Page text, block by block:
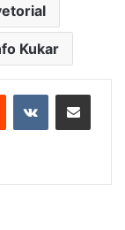
Kukar
Reddit VKontakteShare via Email